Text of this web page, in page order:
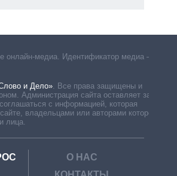
онлайн-медиа. Идентификатор медиа –
и Дело»
Все права защищены и
Администрация сайта оставляет за
с информацией, которая
владельцами или авторами которой
лица.
О НАС